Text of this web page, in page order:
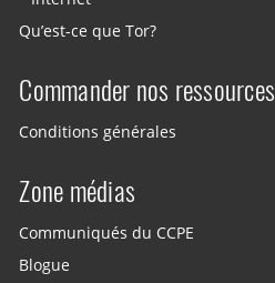
Qu’est-ce que Tor?
Commander nos ressources
Conditions générales
Zone médias
Communiqués du CCPE
Blogue